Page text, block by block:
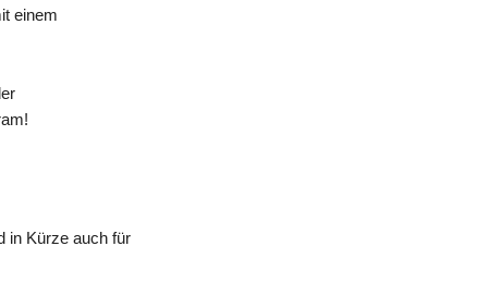
einem
in Kürze auch für